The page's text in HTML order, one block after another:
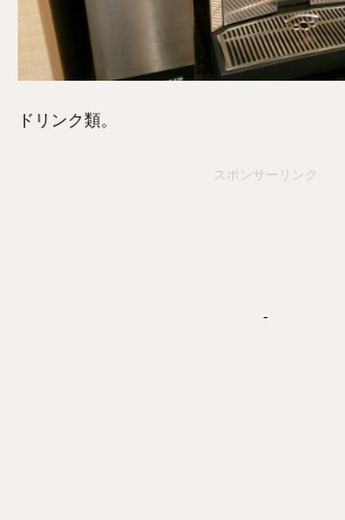
ドリンク類。
スポンサーリンク